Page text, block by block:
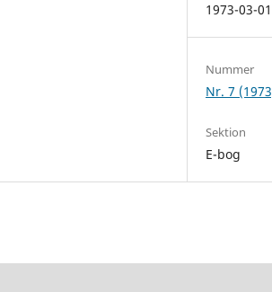
1973-03-01
Nummer
Nr. 7
Sektion
E-bog